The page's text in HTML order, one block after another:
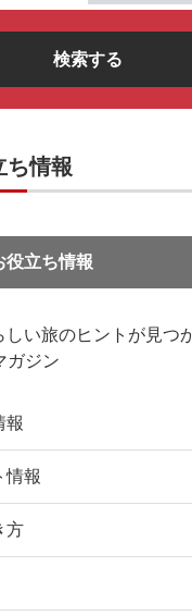
検索する
ち情報
役立ち情報
しい旅のヒントが見つ
ガジン
報
情報
方